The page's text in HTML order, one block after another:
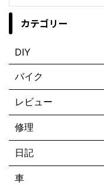
カテゴリー
DIY
バイク
レビュー
修理
日記
車